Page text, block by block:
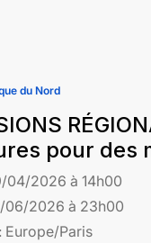
du Nord
pour des
04/2026 à 14h00
06/2026 à 23h00
Europe/Paris